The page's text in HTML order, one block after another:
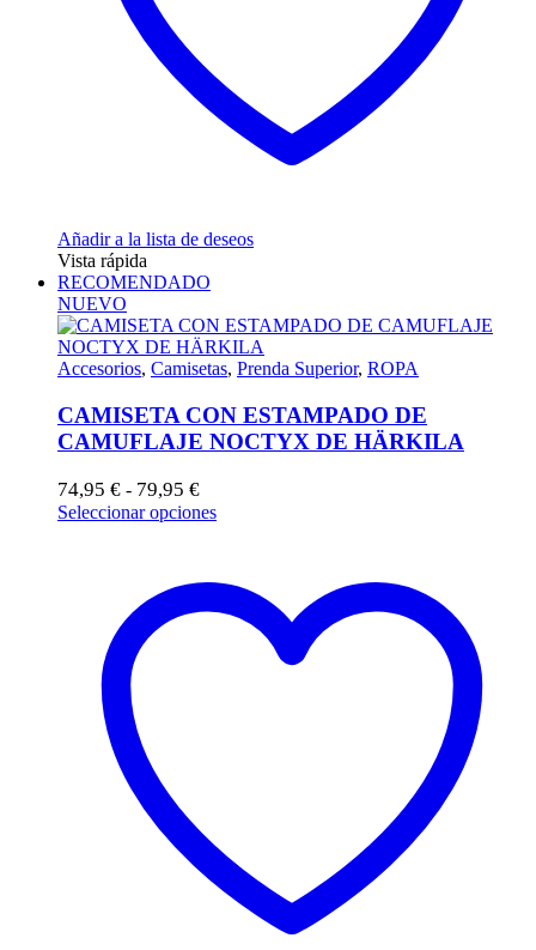
Añadir a la lista de deseos
Vista rápida
RECOMENDADO
NUEVO
Accesorios, Camisetas, Prenda Superior, ROPA
CAMISETA CON ESTAMPADO DE
CAMUFLAJE NOCTYX DE HÄRKILA
74,95 € - 79,95 €
de
79,95 €
Seleccionar opcionesEste
variantes.
Las
opciones